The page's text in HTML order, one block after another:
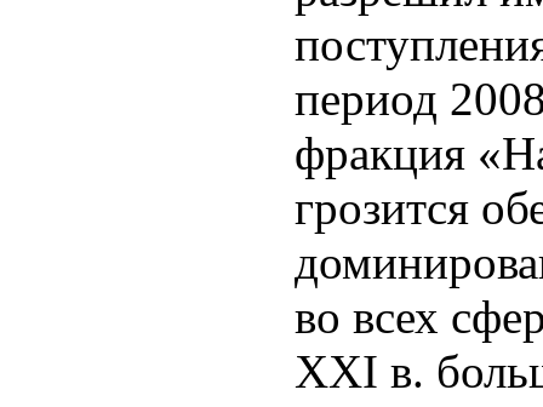
период
фракция
грозится
во всех
XXI в.